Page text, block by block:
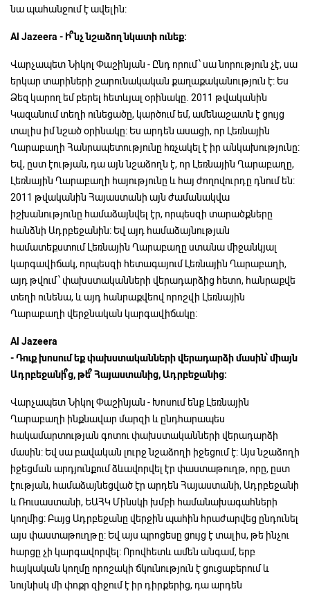
նա պահանջում է ավելին:
Al Jazeera - Ի՞նչնշաձողնկատիունեք:
Վարչապետ Նիկոլ Փաշինյան - Ընդ որում՝ սա նորություն չէ, սա
երկար տարիների շարունակական քաղաքականություն է: Ես
Ձեզ կարող եմ բերել հետևյալ օրինակը. 2011 թվականին
Կազանում տեղի ունեցածը, կարծում եմ, ամենաշատն է ցույց
տալիս իմ նշած օրինակը: Ես արդեն ասացի, որ Լեռնային
Ղարաբաղի Հանրապետությունը հռչակել է իր անկախությունը:
Եվ, ըստ էության, դա այն նշաձողն է, որ Լեռնային Ղարաբաղը,
Լեռնային Ղարաբաղի հայությունը և հայ ժողովուրդը դնում են:
2011 թվականին Հայաստանի այն ժամանակվա
իշխանությունը համաձայնվել էր, որպեսզի տարածքները
հանձնի Ադրբեջանին: Եվ այդ համաձայնության
համատեքստում Լեռնային Ղարաբաղը ստանա միջանկյալ
կարգավիճակ, որպեսզի հետագայում Լեռնային Ղարաբաղի,
այդ թվում՝ փախստականների վերադարձից հետո, հանրաքվե
տեղի ունենա, և այդ հանրաքվեով որոշվի Լեռնային
Ղարաբաղի վերջնական կարգավիճակը:
Al Jazeera
-Դուք խոսումեքփախստականներիվերադարձիմասին՝միայն
Ադրբեջանի՞ց,թե՞Հայաստանից,Ադրբեջանից:
Վարչապետ Նիկոլ Փաշինյան - Խոսում ենք Լեռնային
Ղարաբաղի ինքնավար մարզի և ընդհարապես
հակամարտության գոտու փախստականների վերադարձի
մասին: Եվ սա բավական լուրջ նշաձողի իջեցում է: Այս նշաձողի
իջեցման արդյունքում ձևավորվել էր փաստաթուղթ, որը, ըստ
էության, համաձայնեցված էր արդեն Հայաստանի, Ադրբեջանի
և Ռուսաստանի, ԵԱՀԿ Մինսկի խմբի համանախագահների
կողմից: Բայց Ադրբեջանը վերջին պահին հրաժարվեց ընդունել
այս փաստաթուղթը: Եվ այս պրոցեսը ցույց է տալիս, թե ինչու
հարցը չի կարգավորվել: Որովհետև ամեն անգամ, երբ
հայկական կողմը որոշակի ճկունություն է ցուցաբերում և
նույնիսկ մի փոքր զիջում է իր դիրքերից, դա արդեն